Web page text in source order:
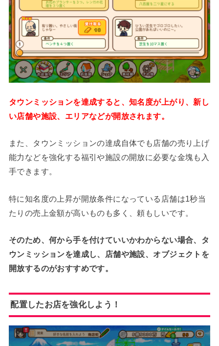
タウンミッションを達成すると、知名度が上がり、新し
い店舗や施設、エリアなどが開放されます。
また、タウンミッションの達成自体でも店舗の売り上げ
能力などを強化する福引や施設の開放に必要な金塊も入
手できます。
特に知名度の上昇が開放条件になっている店舗は1秒当
たりの売上金額が高いものも多く、頼もしいです。
そのため、何から手を付けていいかわからない場合、タ
ウンミッションを達成し、店舗や施設、オブジェクトを
開放するのがおすすめです。
配置したお店を強化しよう！